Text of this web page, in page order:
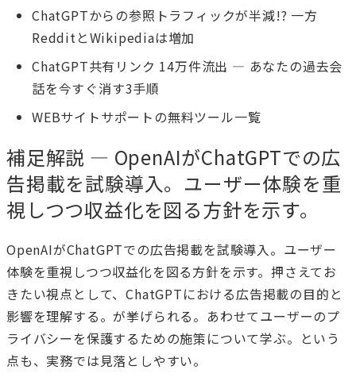
ChatGPTからの参照トラフィックが半減!? 一方
RedditとWikipediaは増加
ChatGPT共有リンク 14万件流出 — あなたの過去会
話を今すぐ消す3手順
WEBサイトサポートの無料ツール一覧
補足解説 — OpenAIがChatGPTでの広
告掲載を試験導入。ユーザー体験を重
視しつつ収益化を図る方針を示す。
OpenAIがChatGPTでの広告掲載を試験導入。ユーザー
体験を重視しつつ収益化を図る方針を示す。押さえてお
きたい視点として、ChatGPTにおける広告掲載の目的と
影響を理解する。が挙げられる。あわせてユーザーのプ
ライバシーを保護するための施策について学ぶ。という
点も、実務では見落としやすい。